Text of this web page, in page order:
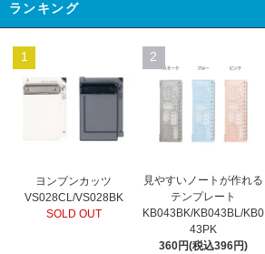
ランキング
1
ヨンブンカッツ
VS028CL/VS028BK
SOLD OUT
2
見やすいノートが作れる
テンプレート
KB043BK/KB043BL/KB0
43PK
360円(税込396円)